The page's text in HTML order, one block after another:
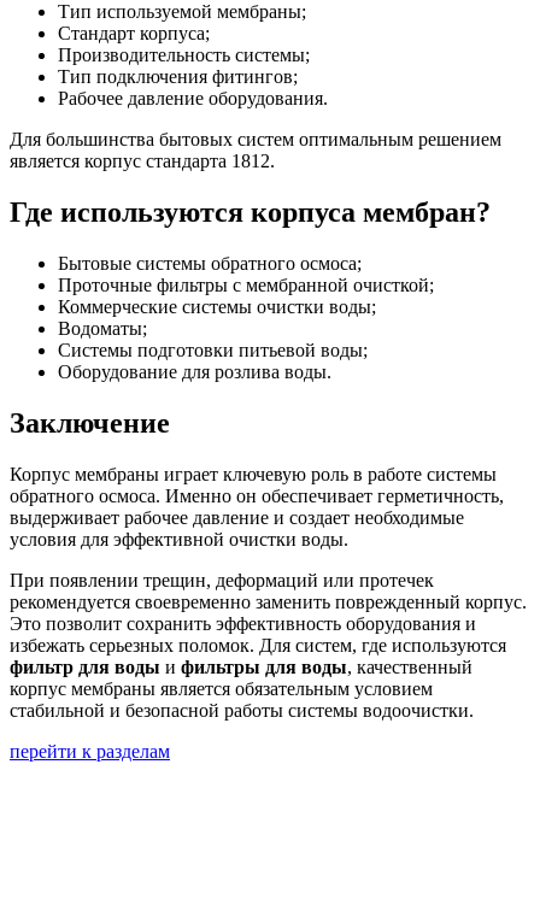
Тип используемой мембраны;
Стандарт корпуса;
Производительность системы;
Тип подключения фитингов;
Рабочее давление оборудования.
Для большинства бытовых систем оптимальным решением
является корпус стандарта 1812.
Где используются корпуса мембран?
Бытовые системы обратного осмоса;
Проточные фильтры с мембранной очисткой;
Коммерческие системы очистки воды;
Водоматы;
Системы подготовки питьевой воды;
Оборудование для розлива воды.
Заключение
Корпус мембраны играет ключевую роль в работе системы
обратного осмоса. Именно он обеспечивает герметичность,
выдерживает рабочее давление и создает необходимые
условия для эффективной очистки воды.
При появлении трещин, деформаций или протечек
рекомендуется своевременно заменить поврежденный корпус.
Это позволит сохранить эффективность оборудования и
избежать серьезных поломок. Для систем, где используются
фильтр для воды и фильтры для воды, качественный
корпус мембраны является обязательным условием
стабильной и безопасной работы системы водоочистки.
перейти к разделам